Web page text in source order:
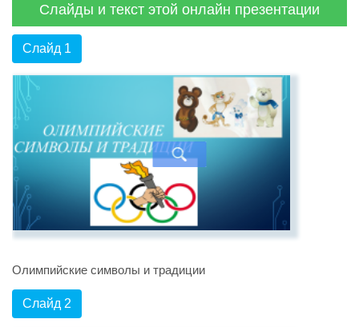
Слайды и текст этой онлайн презентации
Слайд 1
Олимпийские символы и традиции
Слайд 2